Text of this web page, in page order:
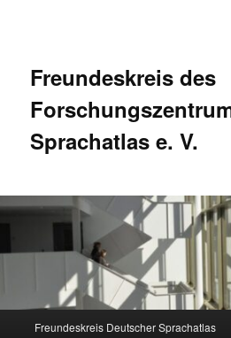
Freundeskreis des
Sprachatlas e. V.
Freundeskreis Deutscher Sprachatlas